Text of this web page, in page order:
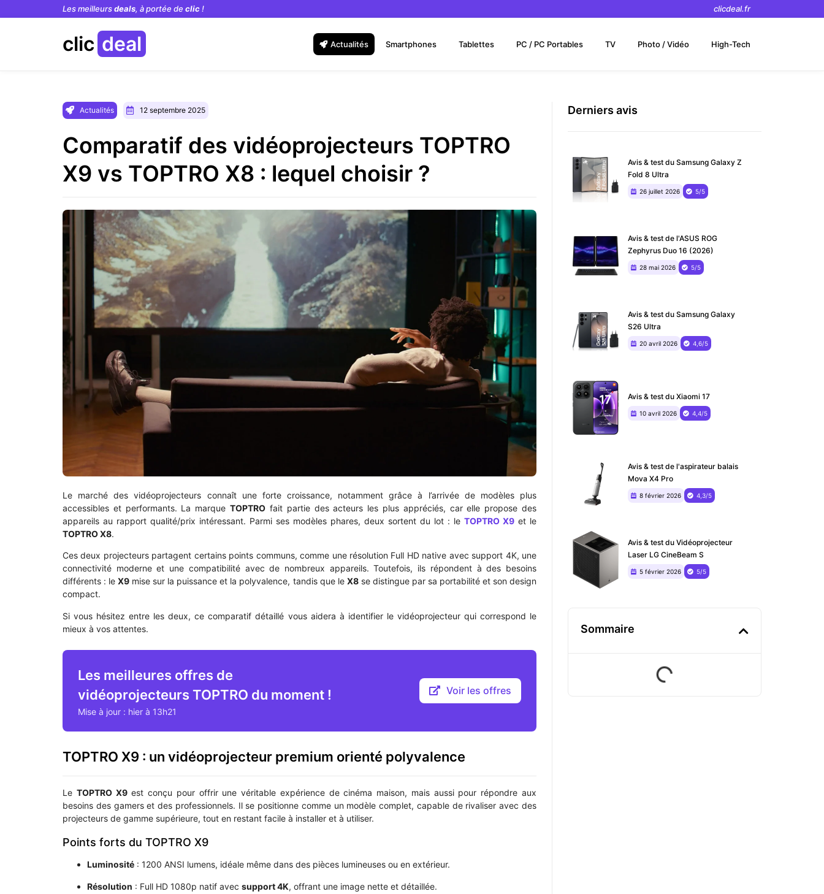
Les meilleursdeals, à portée de clic! clicdeal.fr
clic deal Actualités Smartphones Tablettes PC / PC Portables TV Photo / Vidéo High-Tech
Actualités 12 septembre 2025
Comparatif des vidéoprojecteurs TOPTRO
X9 vs TOPTRO X8 : lequel choisir ?
Le marché des vidéoprojecteurs connaît une forte croissance, notamment grâce à l’arrivée de modèles plus
accessibles et performants. La marqueTOPTRO fait partie des acteurs les plus appréciés, car elle propose des
appareils au rapport qualité/prix intéressant. Parmi ses modèles phares, deux sortent du lot : le TOPTRO X9 et le
TOPTRO X8.
Ces deux projecteurs partagent certains points communs, comme une résolution Full HD native avec support 4K, une
connectivité moderne et une compatibilité avec de nombreux appareils. Toutefois, ils répondent à des besoins
différents : leX9 mise sur la puissance et la polyvalence, tandis que le X8se distingue par sa portabilité et son design
compact.
Si vous hésitez entre les deux, ce comparatif détaillé vous aidera à identifier le vidéoprojecteur qui correspond le
mieux à vos attentes.
Les meilleures offres de
vidéoprojecteurs TOPTRO du moment !
Mise à jour : hier à 13h21
Voir les offres
TOPTRO X9 : un vidéoprojecteur premium orienté polyvalence
Le TOPTRO X9est conçu pour offrir une véritable expérience de cinéma maison, mais aussi pour répondre aux
besoins des gamers et des professionnels. Il se positionne comme un modèle complet, capable de rivaliser avec des
projecteurs de gamme supérieure, tout en restant facile à installer et à utiliser.
Points forts du TOPTRO X9
Luminosité : 1200 ANSI lumens, idéale même dans des pièces lumineuses ou en extérieur.
Résolution : Full HD 1080p natif avec support 4K, offrant une image nette et détaillée.
Derniers avis
Avis & test du Samsung Galaxy Z
Fold 8 Ultra
26 juillet 2026 5/5
Avis & test de l'ASUS ROG
Zephyrus Duo 16 (2026)
28 mai 2026 5/5
Avis & test du Samsung Galaxy
S26 Ultra
20 avril 2026 4,6/5
Avis & test du Xiaomi 17
10 avril 2026 4,4/5
Avis & test de l'aspirateur balais
Mova X4 Pro
8 février 2026 4,3/5
Avis & test du ‎Vidéoprojecteur
Laser LG CineBeam S
5 février 2026 5/5
Sommaire